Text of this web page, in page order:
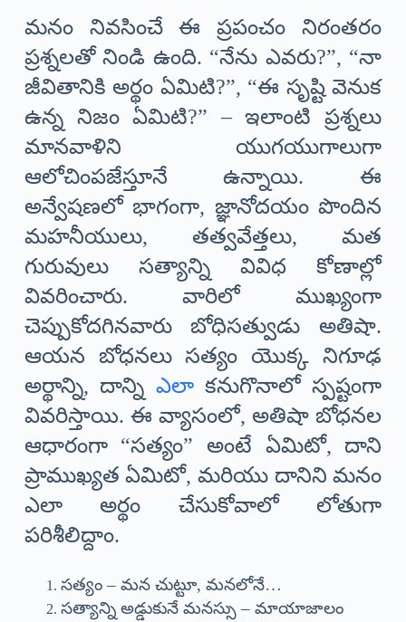
మనం నివసించే ఈ ప్రపంచం నిరంతరం
ప్రశ్నలతో నిండి ఉంది. “నేను ఎవరు?”, “నా
జీవితానికి అర్థం ఏమిటి?”, “ఈ సృష్టి వెనుక
ఉన్న నిజం ఏమిటి?” – ఇలాంటి ప్రశ్నలు
మానవాళిని యుగయుగాలుగా
ఆలోచింపజేస్తూనే ఉన్నాయి. ఈ
అన్వేషణలో భాగంగా, జ్ఞానోదయం పొందిన
మహనీయులు, తత్వవేత్తలు, మత
గురువులు సత్యాన్ని వివిధ కోణాల్లో
వివరించారు. వారిలో ముఖ్యంగా
చెప్పుకోదగినవారు బోధిసత్వుడు అతిషా.
ఆయన బోధనలు సత్యం యొక్క నిగూఢ
అర్థాన్ని, దాన్ని ఎలాకనుగొనాలో స్పష్టంగా
వివరిస్తాయి. ఈ వ్యాసంలో, అతిషా బోధనల
ఆధారంగా “సత్యం” అంటే ఏమిటో, దాని
ప్రాముఖ్యత ఏమిటో, మరియు దానిని మనం
ఎలా అర్థం చేసుకోవాలో లోతుగా
పరిశీలిద్దాం.
సత్యం – మన చుట్టూ, మనలోనే…
సత్యాన్ని అడ్డుకునే మనస్సు – మాయాజాలం